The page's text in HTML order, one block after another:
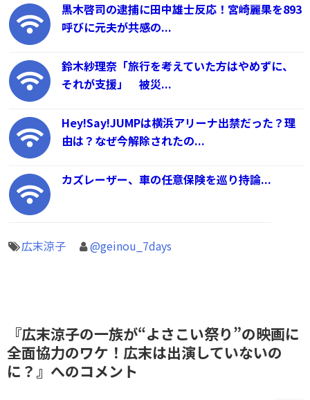
黒木啓司の逮捕に田中雄士反応！宮崎麗果を893
呼びに元夫が共感の...
鈴木紗理奈「旅行を考えていた方はやめずに、
それが支援」 被災...
Hey!Say!JUMPは横浜アリーナ出禁だった？理
由は？なぜ今解除されたの...
カズレーザー、車の任意保険を巡り持論...
広末涼子 @geinou_7days
『広末涼子の一族が“よさこい祭り”の映画に
全面協力のワケ！広末は出演していないの
に？』へのコメント